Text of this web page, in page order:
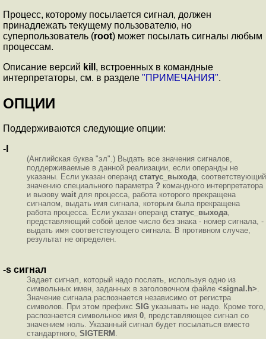
Процесс, которому посылается сигнал, должен
принадлежать текущему пользователю, но
суперпользователь (root) может посылать сигналы любым
процессам.
Описание версий kill , встроенных в командные
интерпретаторы, см. в разделе "ПРИМЕЧАНИЯ".
ОПЦИИ
Поддерживаются следующие опции:
-l
(Английская буква "эл".) Выдать все значения сигналов,
поддерживаемые в данной реализации, если операнды не
указаны. Если указан операнд статус_выхода, соответствующий
значению специального параметра ? командного интерпретатора
и вызову wait для процесса, работа которого прекращена
сигналом, выдать имя сигнала, которым была прекращена
работа процесса. Если указан операнд статус_выхода,
представляющий собой целое число без знака - номер сигнала, -
выдать имя соответствующего сигнала. В противном случае,
результат не определен.
-s сигнал
Задает сигнал, который надо послать, используя одно из
символьных имен, заданных в заголовочном файле <signal.h>.
Значение сигнала распознается независимо от регистра
символов. При этом префикс SIG указывать не надо. Кроме того,
распознается символьное имя 0, представляющее сигнал со
значением ноль. Указанный сигнал будет посылаться вместо
стандартного, SIGTERM .